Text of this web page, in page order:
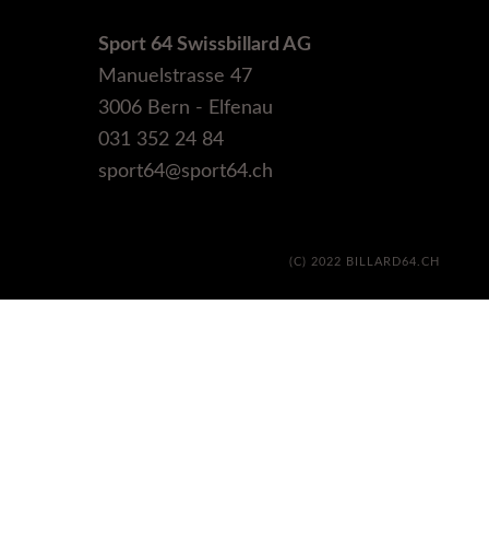
Sport 64 Swissbillard AG
Manuelstrasse 47
3006 Bern - Elfenau
031 352 24 84
sport64@sport64.ch
(C) 2022 BILLARD64.CH